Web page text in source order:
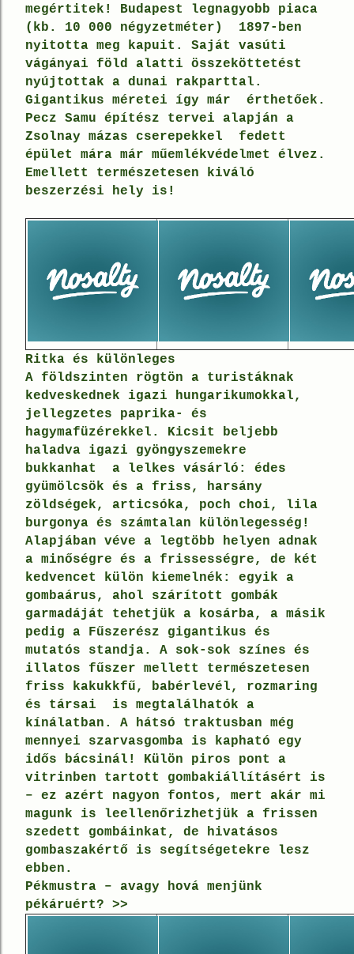
megértitek! Budapest legnagyobb piaca
(kb. 10 000 négyzetméter) 1897-ben
nyitotta meg kapuit. Saját vasúti
vágányai föld alatti összeköttetést
nyújtottak a dunai rakparttal.
Gigantikus méretei így már érthetőek.
Pecz Samu építész tervei alapján a
Zsolnay mázas cserepekkel fedett
épület mára már műemlékvédelmet élvez .
Emellett természetesen kiváló
beszerzési hely is!
Ritka és különleges
A földszinten rögtön a turistáknak
kedveskednek igazi hungarikumokkal,
jellegzetes paprika- és
hagymafüzérekkel.
Kicsit beljebb
haladva igazi gyöngyszemekre
bukkanhat a lelkes vásárló:
édes
gyümölcsök és a friss, harsány
zöldségek,
articsóka, poch choi, lila
burgonya és számtalan különlegesség !
Alapjában véve a legtöbb helyen adnak
a minőségre és a frissességre, de két
kedvencet külön kiemelnék: egyik a
gombaárus, ahol szárított gombák
garmadáját tehetjük a kosárba, a másik
pedig a Fűszerész gigantikus és
mutatós standja. A sok-sok színes és
illatos fűszer mellett természetesen
friss kakukkfű,
babérlevél, rozmaring
és társai is megtalálhatók a
kínálatban. A hátsó traktusban még
mennyei szarvasgomba is kapható egy
idős bácsinál! Külön piros pont a
vitrinben tartott gombakiállításért is
– ez azért nagyon fontos, mert akár mi
magunk is leellenőrizhetjük a frissen
szedett gombáinkat, de hivatásos
gombaszakértő is segítségetekre lesz
ebben.
Pékmustra – avagy hová menjünk
pékáruért? >>